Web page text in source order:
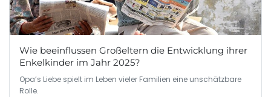
Wie beeinflussen Großeltern die Entwicklung ihrer
Enkelkinder im Jahr 2025?
Opa’s Liebe spielt im Leben vieler Familien eine unschätzbare
Rolle.